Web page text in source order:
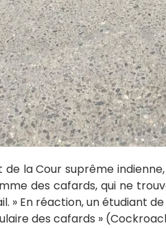
de la Cour suprême
des cafards, qui ne
» En réaction, un étudiant
des cafards »